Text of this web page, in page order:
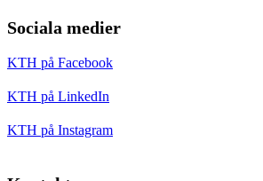
Sociala medier
KTH på Facebook
KTH på LinkedIn
KTH på Instagram